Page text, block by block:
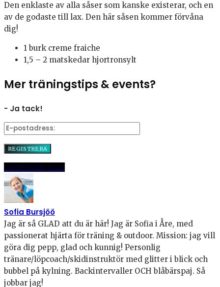
Den enklaste av alla såser som kanske existerar, och en
av de godaste till lax. Den här såsen kommer förvåna
dig!
1 burk creme fraiche
1,5 – 2 matskedar hjortronsylt
Mer träningstips & events?
- Ja tack!
DelaPinnaE-post
Sofia Bursjöö
Jag är så GLAD att du är här! Jag är Sofia i Åre, med
passionerat hjärta för träning & outdoor. Mission: jag vill
göra dig pepp, glad och kunnig! Personlig
tränare/löpcoach/skidinstruktör med glitter i blick och
bubbel på kylning. Backintervaller OCH blåbärspaj. Så
jobbar jag!